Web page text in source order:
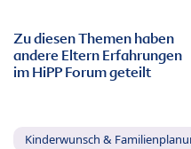
Zu diesen Themen haben
andere Eltern Erfahrungen
im HiPP Forum geteilt
Kinderwunsch &